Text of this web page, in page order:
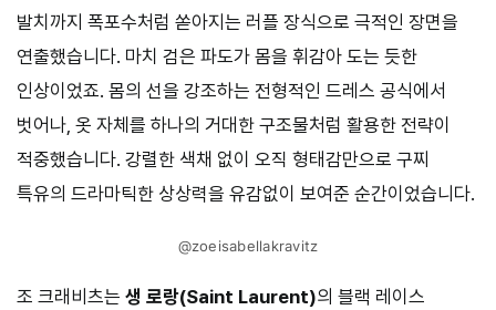
발치까지 폭포수처럼 쏟아지는 러플 장식으로 극적인 장면을
연출했습니다. 마치 검은 파도가 몸을 휘감아 도는 듯한
인상이었죠. 몸의 선을 강조하는 전형적인 드레스 공식에서
벗어나, 옷 자체를 하나의 거대한 구조물처럼 활용한 전략이
적중했습니다. 강렬한 색채 없이 오직 형태감만으로 구찌
특유의 드라마틱한 상상력을 유감없이 보여준 순간이었습니다.
@zoeisabellakravitz
조 크래비츠는 생 로랑(Saint Laurent)의 블랙 레이스